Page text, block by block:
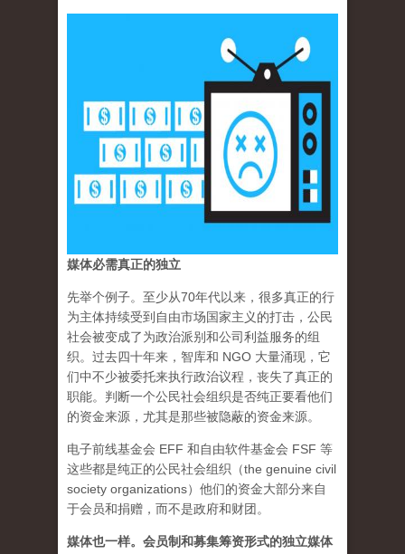
媒体必需真正的独立
先举个例子。至少从70年代以来，很多真正的行
为主体持续受到自由市场国家主义的打击，公民
社会被变成了为政治派别和公司利益服务的组
织。过去四十年来，智库和 NGO 大量涌现，它
们中不少被委托来执行政治议程，丧失了真正的
职能。判断一个公民社会组织是否纯正要看他们
的资金来源，尤其是那些被隐蔽的资金来源。
电子前线基金会 EFF 和自由软件基金会 FSF 等
这些都是纯正的公民社会组织（the genuine civil
society organizations）他们的资金大部分来自
于会员和捐赠，而不是政府和财团。
媒体也一样。会员制和募集筹资形式的独立媒体